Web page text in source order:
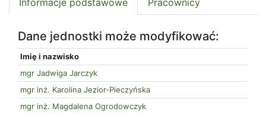
Dane jednostki może modyfikować:
Imię i nazwisko
mgr Jadwiga Jarczyk
mgr inż. Karolina Jezior-Pieczyńska
mgr inż. Magdalena Ogrodowczyk